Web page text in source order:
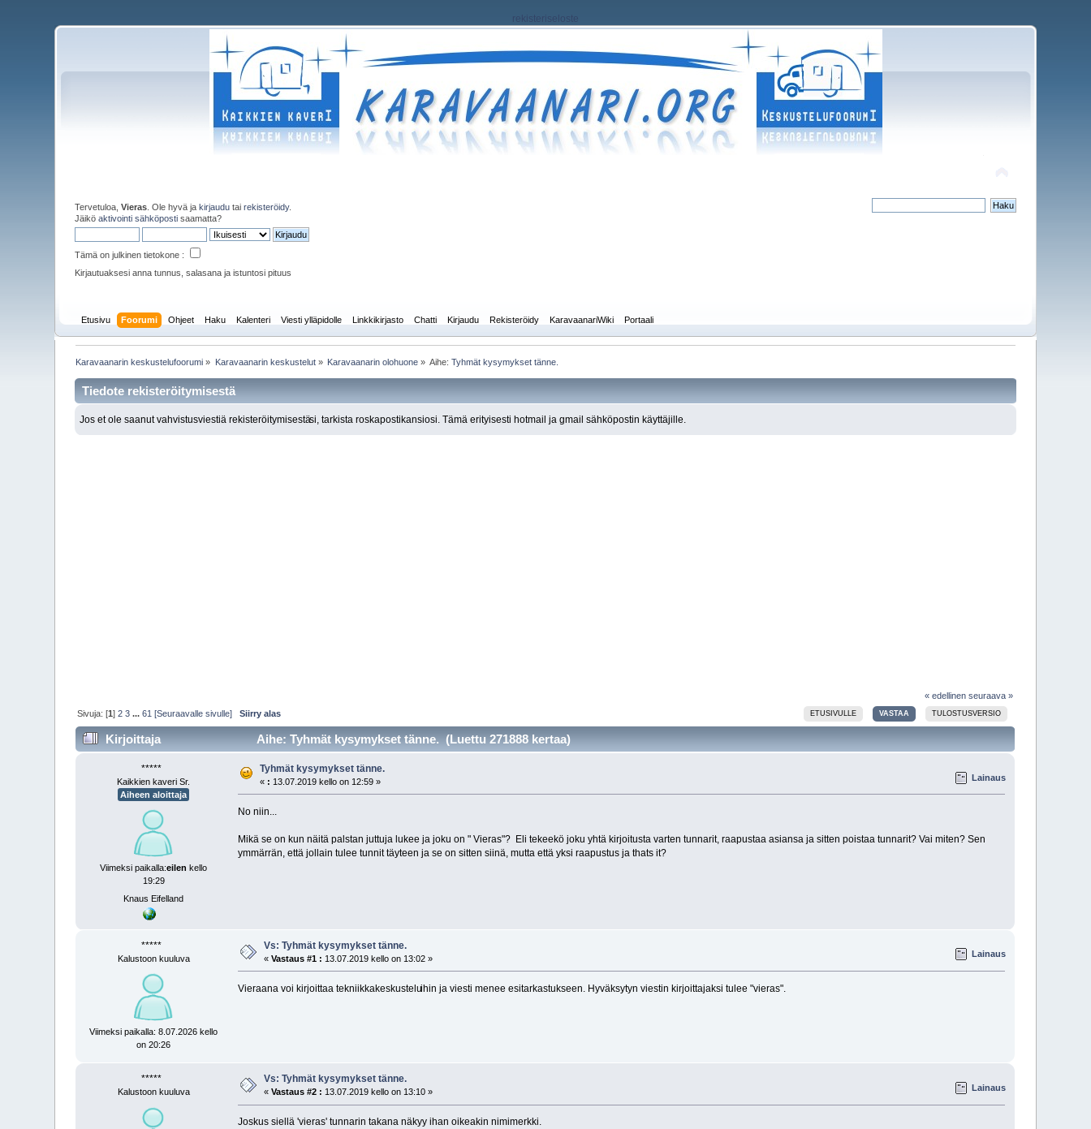
rekisteriseloste
Tervetuloa,Vieras . Ole hyvä jakirjaudu tairekisteröidy.
Jäiköaktivointi sähköposti saamatta?
Tämä on julkinen tietokone :
Kirjautuaksesi anna tunnus, salasana ja istuntosi pituus
Etusivu Foorumi Ohjeet Haku Kalenteri Viesti ylläpidolle Linkkikirjasto Chatti Kirjaudu Rekisteröidy KaravaanariWiki Portaali
Karavaanarin keskustelufoorumi » Karavaanarin keskustelut» Karavaanarin olohuone » Aihe:Tyhmät kysymykset tänne.
Tiedote rekisteröitymisestä
Jos et ole saanut vahvistusviestiä rekisteröitymisestäsi, tarkista roskapostikansiosi. Tämä erityisesti hotmail ja gmail sähköpostin käyttäjille.
« edellinen seuraava »
ETUSIVULLE VASTAA TULOSTUSVERSIO
Sivuja: [1]2 3 ...61 [Seuraavalle sivulle] Siirry alas
Kirjoittaja Aihe: Tyhmät kysymykset tänne. (Luettu 271888 kertaa)
*****
Kaikkien kaveri Sr.
Aiheen aloittaja
Viimeksi paikalla:eilen kello
19:29
Knaus Eifelland
Tyhmät kysymykset tänne.
« : 13.07.2019 kello on 12:59 » Lainaus
No niin...
Mikä se on kun näitä palstan juttuja lukee ja joku on " Vieras"? Eli tekeekö joku yhtä kirjoitusta varten tunnarit, raapustaa asiansa ja sitten poistaa tunnarit? Vai miten? Sen
ymmärrän, että jollain tulee tunnit täyteen ja se on sitten siinä, mutta että yksi raapustus ja thats it?
*****
Kalustoon kuuluva
Viimeksi paikalla: 8.07.2026 kello
on 20:26
Vs: Tyhmät kysymykset tänne.
«Vastaus #1 : 13.07.2019 kello on 13:02 » Lainaus
Vieraana voi kirjoittaa tekniikkakeskusteluihin ja viesti menee esitarkastukseen. Hyväksytyn viestin kirjoittajaksi tulee "vieras".
*****
Kalustoon kuuluva
Vs: Tyhmät kysymykset tänne.
«Vastaus #2 : 13.07.2019 kello on 13:10 » Lainaus
Joskus siellä 'vieras' tunnarin takana näkyy ihan oikeakin nimimerkki.